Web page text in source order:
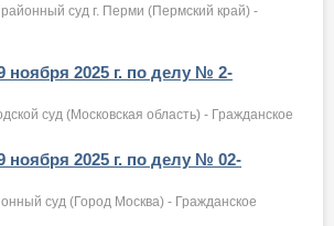
суд г. Перми (Пермский край) -
ноября 2025 г. по делу № 2-
суд (Московская область) - Гражданское
ноября 2025 г. по делу № 02-
суд (Город Москва) - Гражданское